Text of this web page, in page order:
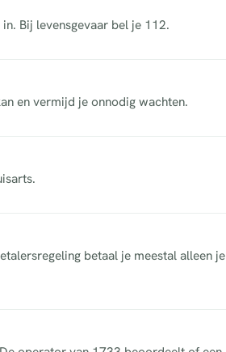
Bij levensgevaar bel je 112.
en vermijd je onnodig wachten.
betaal je meestal alleen je